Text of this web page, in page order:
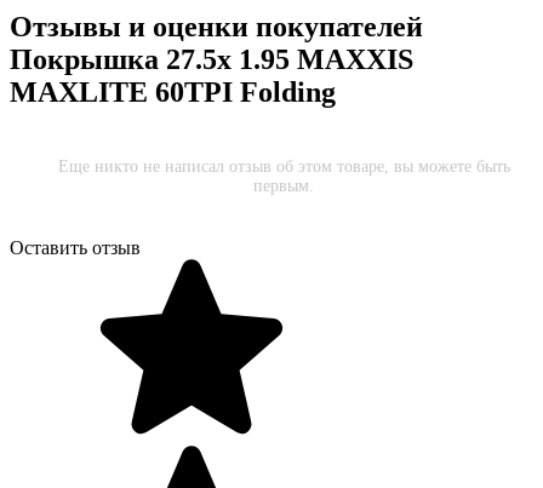
Отзывы и оценки покупателей
Покрышка 27.5x 1.95 MAXXIS
MAXLITE 60TPI Folding
Еще никто не написал отзыв об этом товаре, вы можете быть
первым.
Оставить отзыв